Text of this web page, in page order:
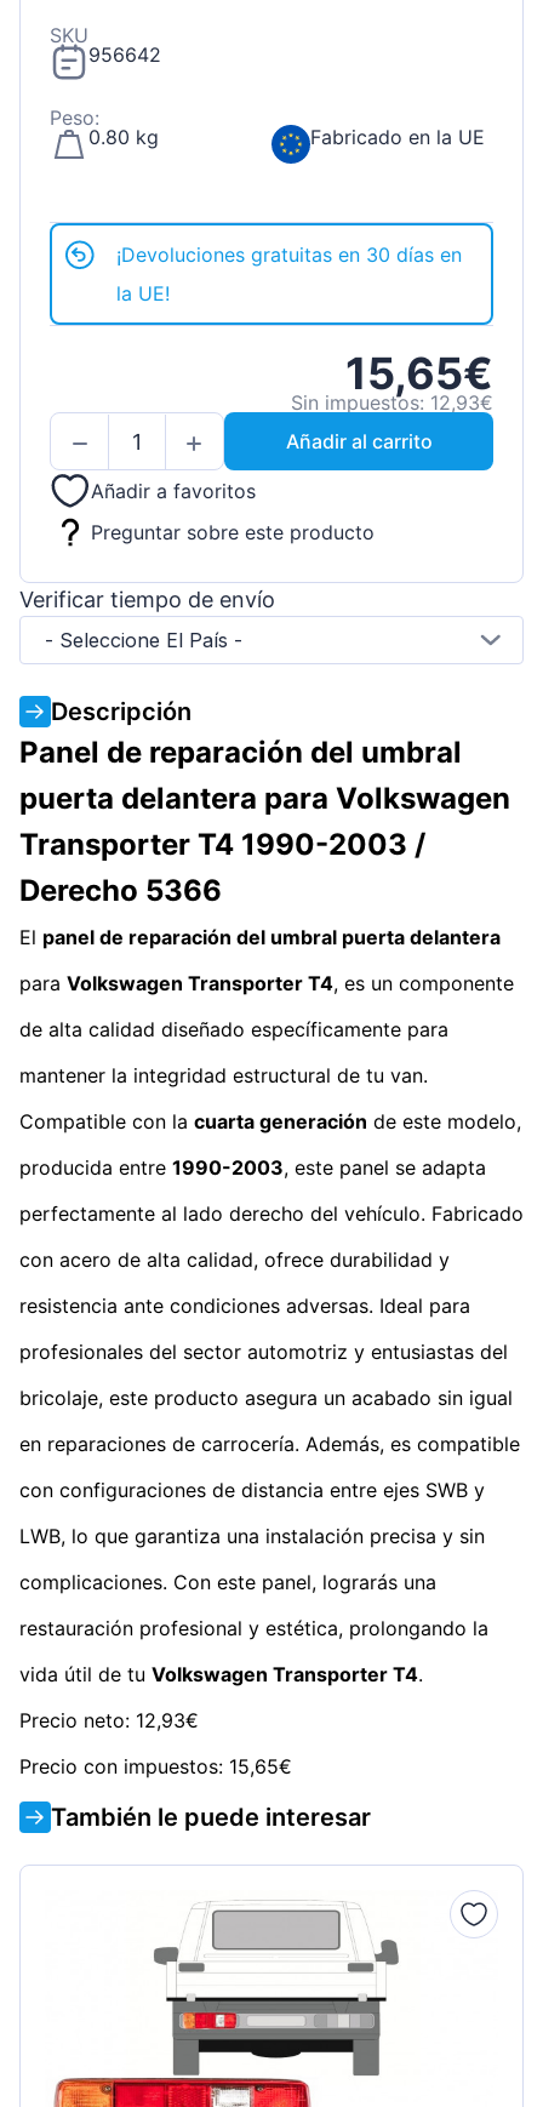
SKU
956642
Peso:
0.80 kg
Fabricado en la UE
¡Devoluciones gratuitas en 30 días en
la UE!
15,65€
Sin impuestos: 12,93€
Añadir al carrito
Añadir a favoritos
Preguntar sobre este producto
Verificar tiempo de envío
- Seleccione El País -
Descripción
Panel de reparación del umbral
puerta delantera para Volkswagen
Transporter T4 1990-2003 /
Derecho 5366
El panel de reparación del umbral puerta delantera
para Volkswagen Transporter T4, es un componente
de alta calidad diseñado específicamente para
mantener la integridad estructural de tu van.
Compatible con la cuarta generación de este modelo,
producida entre 1990-2003, este panel se adapta
perfectamente al lado derecho del vehículo. Fabricado
con acero de alta calidad, ofrece durabilidad y
resistencia ante condiciones adversas. Ideal para
profesionales del sector automotriz y entusiastas del
bricolaje, este producto asegura un acabado sin igual
en reparaciones de carrocería. Además, es compatible
con configuraciones de distancia entre ejes SWB y
LWB, lo que garantiza una instalación precisa y sin
complicaciones. Con este panel, lograrás una
restauración profesional y estética, prolongando la
vida útil de tu Volkswagen Transporter T4.
Precio neto: 12,93€
Precio con impuestos: 15,65€
También le puede interesar